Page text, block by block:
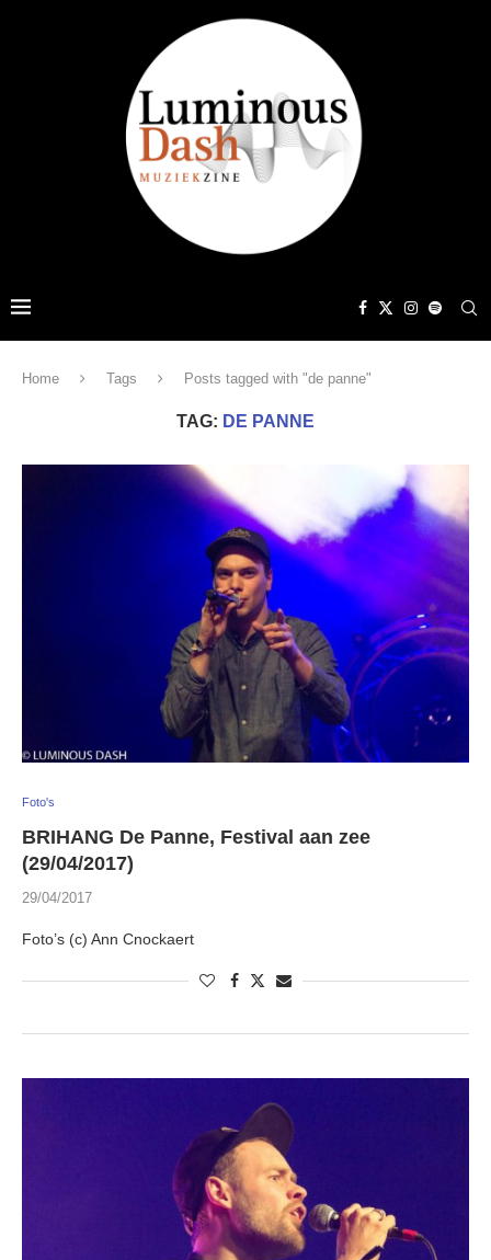
Home Tags Posts tagged with "de panne"
TAG: DE PANNE
Foto's
BRIHANG De Panne, Festival aan zee
(29/04/2017)
29/04/2017
Foto’s (c) Ann Cnockaert